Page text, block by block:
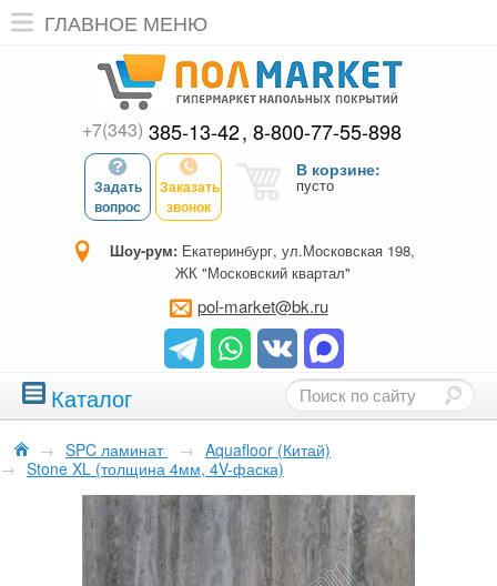
ГЛАВНОЕ МЕНЮ
+7(343) 385-13-42 8-800-77-55-898
Задать
вопрос
Заказать
звонок
В корзине:
пусто
Шоу-рум: Екатеринбург, ул.Московская 198,
ЖК "Московский квартал"
pol-market@bk.ru
Каталог
→ SPC ламинат → Aquafloor (Китай)
→ Stone XL (толщина 4мм, 4V-фаска)